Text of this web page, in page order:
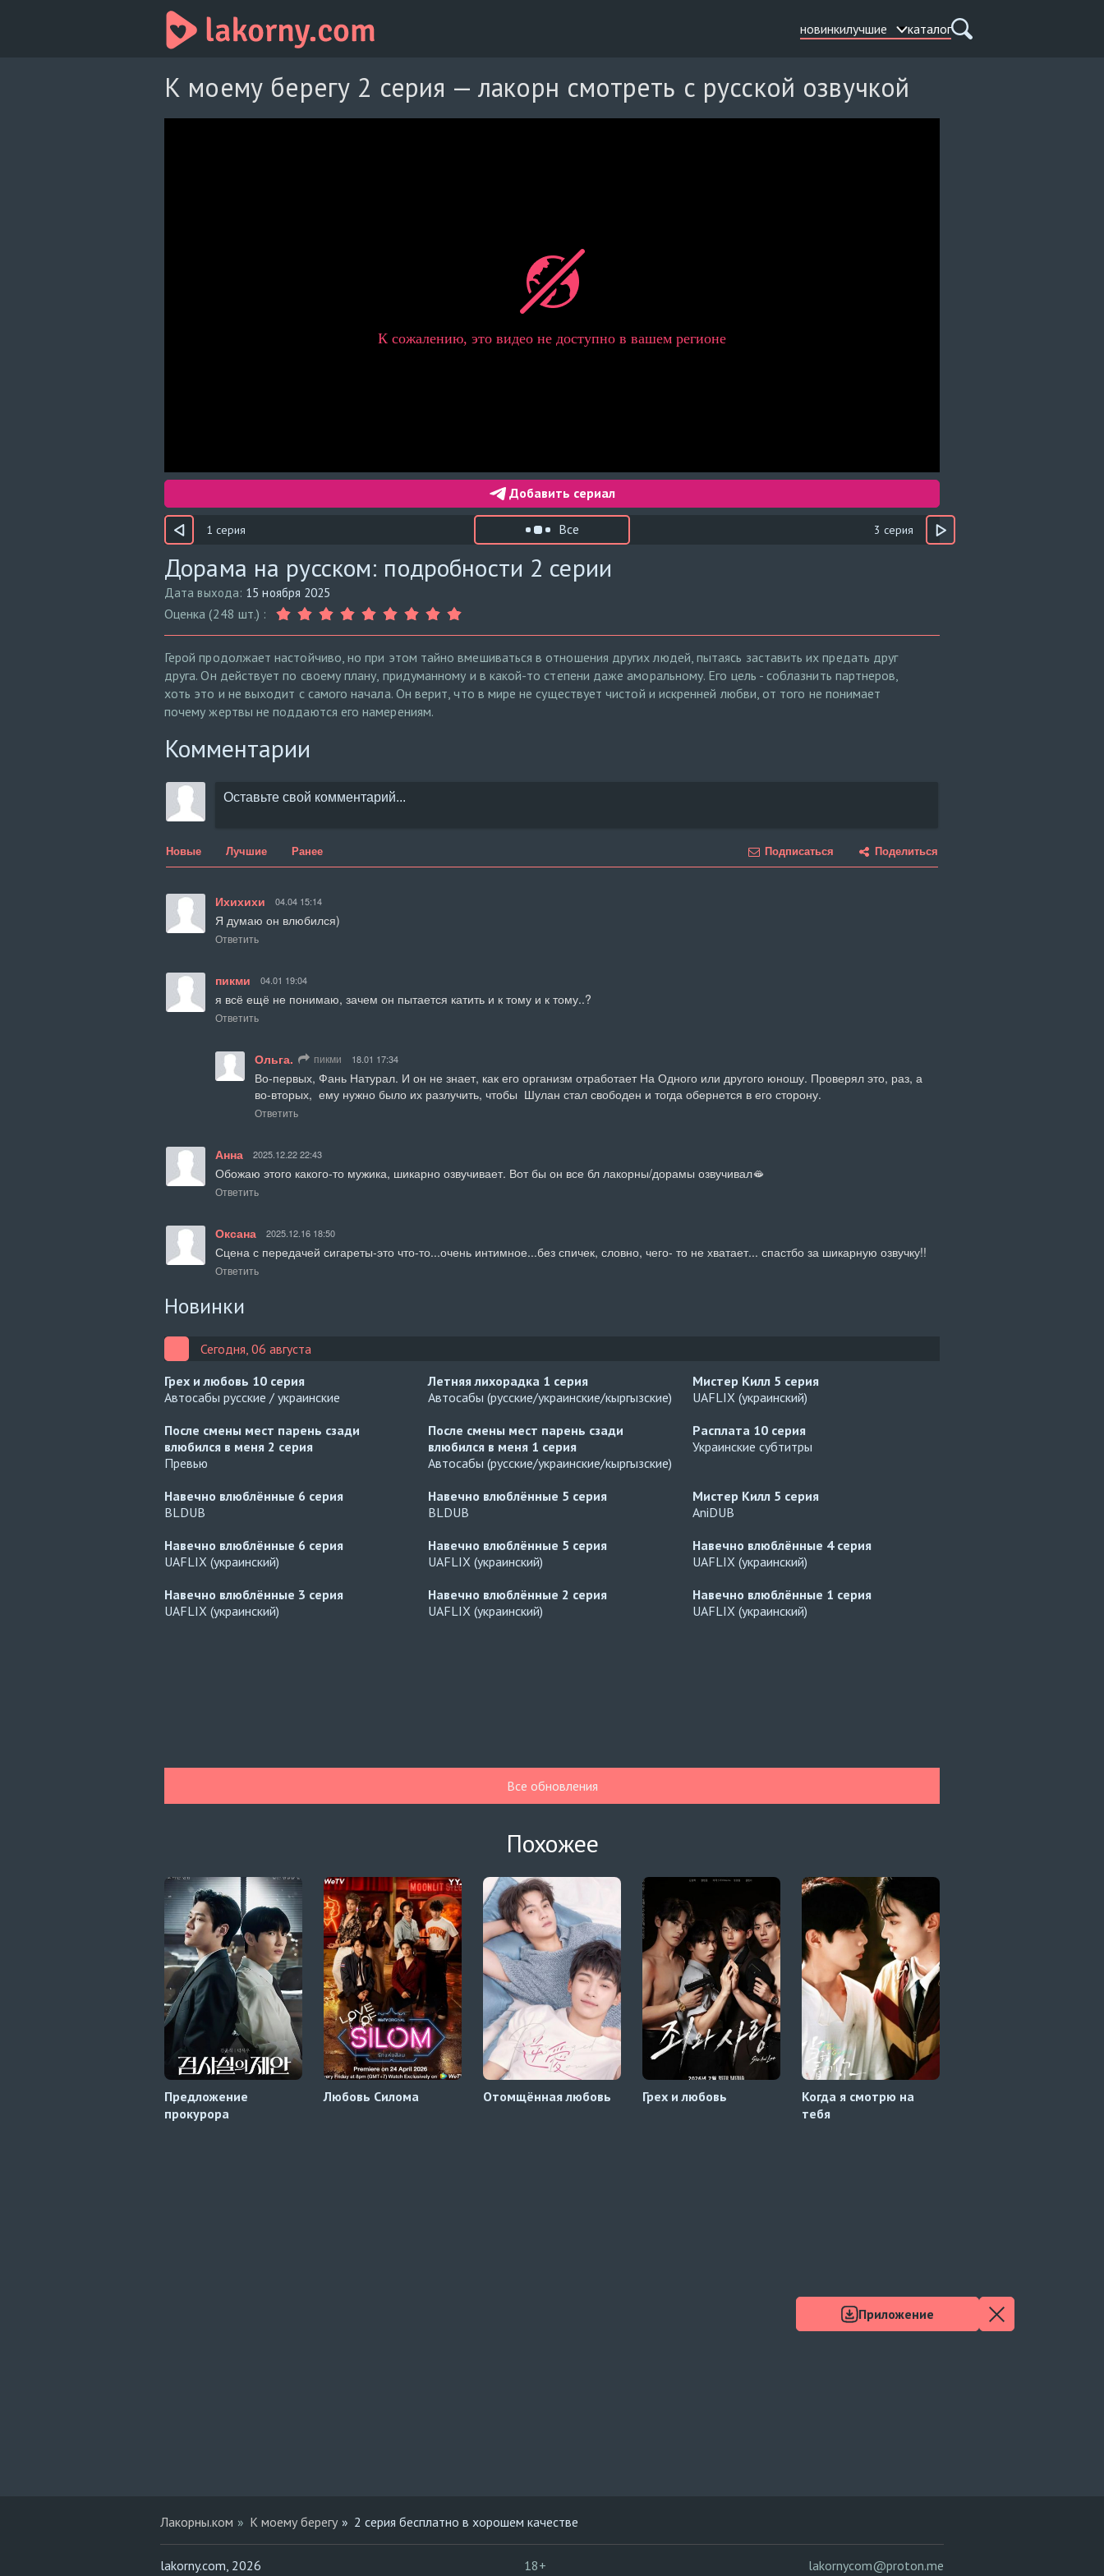
новинкилучшие каталог
К моему берегу 2 серия — лакорн смотреть с русской озвучкой
Добавить сериал
1 серия Все 3 серия
Дорама на русском: подробности 2 серии
Дата выхода: 15 ноября 2025
Оценка (248 шт.) :
Герой продолжает настойчиво, но при этом тайно вмешиваться в отношения других людей, пытаясь заставить их предать друг
друга. Он действует по своему плану, придуманному и в какой-то степени даже аморальному. Его цель - соблазнить партнеров,
хоть это и не выходит с самого начала. Он верит, что в мире не существует чистой и искренней любви, от того не понимает
почему жертвы не поддаются его намерениям.
Комментарии
Новые Лучшие Ранее Подписаться Поделиться
Ихихихи 04.04 15:14
Я думаю он влюбился)
Ответить
пикми 04.01 19:04
я всё ещё не понимаю, зачем он пытается катить и к тому и к тому..?
Ответить
Ольга. пикми 18.01 17:34
Во-первых, Фань Натурал. И он не знает, как его организм отработает На Одного или другого юношу. Проверял это, раз, а
во-вторых,  ему нужно было их разлучить, чтобы  Шулан стал свободен и тогда обернется в его сторону.
Ответить
Анна 2025.12.22 22:43
Обожаю этого какого-то мужика, шикарно озвучивает. Вот бы он все бл лакорны/дорамы озвучивал🫦
Ответить
Оксана 2025.12.16 18:50
Сцена с передачей сигареты-это что-то...очень интимное...без спичек, словно, чего- то не хватает... спастбо за шикарную озвучку!!
Ответить
Новинки
Сегодня, 06 августа
Грех и любовь 10 серия
Автосабы русские / украинские
Летняя лихорадка 1 серия
Автосабы (русские/украинские/кыргызские)
Мистер Килл 5 серия
UAFLIX (украинский)
После смены мест парень сзади
влюбился в меня 2 серия
Превью
После смены мест парень сзади
влюбился в меня 1 серия
Автосабы (русские/украинские/кыргызские)
Расплата 10 серия
Украинские субтитры
Навечно влюблённые 6 серия
BLDUB
Навечно влюблённые 5 серия
BLDUB
Мистер Килл 5 серия
AniDUB
Навечно влюблённые 6 серия
UAFLIX (украинский)
Навечно влюблённые 5 серия
UAFLIX (украинский)
Навечно влюблённые 4 серия
UAFLIX (украинский)
Навечно влюблённые 3 серия
UAFLIX (украинский)
Навечно влюблённые 2 серия
UAFLIX (украинский)
Навечно влюблённые 1 серия
UAFLIX (украинский)
Все обновления
Похожее
Предложение
прокурора
Любовь Силома Отомщённая любовь Грех и любовь
Когда я смотрю на
тебя
Лакорны.ком К моему берегу 2 серия бесплатно в хорошем качестве
lakorny.com, 2026 18+ lakornycom@proton.me
Приложение